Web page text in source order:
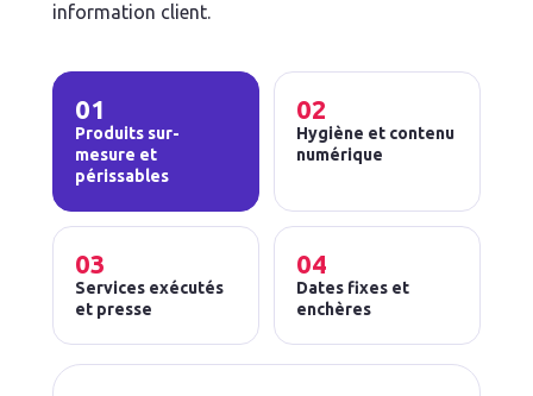
information client.
01
Produits sur-
mesure et
périssables
02
Hygiène et contenu
numérique
03
Services exécutés
et presse
04
Dates fixes et
enchères